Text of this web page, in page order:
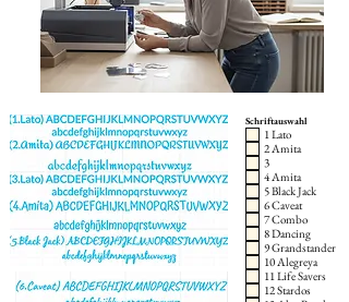
Schriftauswahl
1 Lato
2 Amita
3
4 Amita
5 Black Jack
6 Caveat
7 Combo
8 Dancing
9 Grandstander
10 Alegreya
11 Life Savers
12 Stardos